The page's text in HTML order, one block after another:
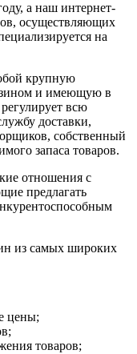
а наш интернет-
осуществляющих
на
крупную
и имеющую в
всю
доставки,
собственный
запаса товаров.
отношения с
предлагать
из самых широких
цены;
товаров;